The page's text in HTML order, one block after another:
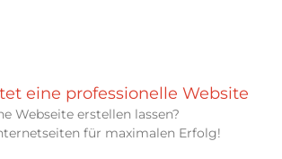
eine professionelle Website
Webseite erstellen lassen?
für maximalen Erfolg!